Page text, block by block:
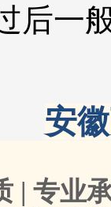
后一
安
| 专业